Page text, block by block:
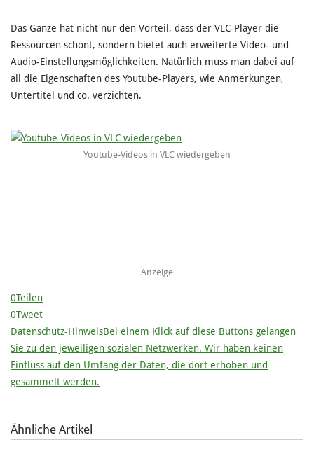
Das Ganze hat nicht nur den Vorteil, dass der VLC-Player die
Ressourcen schont, sondern bietet auch erweiterte Video- und
Audio-Einstellungsmöglichkeiten. Natürlich muss man dabei auf
all die Eigenschaften des Youtube-Players, wie Anmerkungen,
Untertitel und co. verzichten.
Youtube-Videos in VLC wiedergeben
Anzeige
0Teilen
0Tweet
Datenschutz-HinweisBei einem Klick auf diese Buttons gelangen
Sie zu den jeweiligen sozialen Netzwerken. Wir haben keinen
Einfluss auf den Umfang der Daten, die dort erhoben und
gesammelt werden.
Ähnliche Artikel